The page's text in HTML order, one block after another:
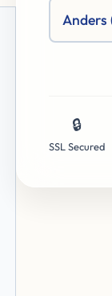
Anders
🔒
SSL Secured